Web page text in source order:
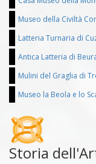
Museo della Civiltà
Latteria Turnaria di
Antica Latteria di
Mulini del Graglia di
Museo la Beola e lo
Storia